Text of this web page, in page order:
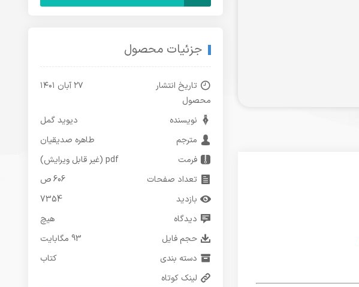
جزئیات محصول
تاریخ انتشار
محصول
۲۷ آبان ۱۴۰۱
نویسنده
دیوید گمل
مترجم
طاهره صدیقیان
فرمت
pdf (غیر قابل ویرایش)
تعداد صفحات
606 ص
بازدید
7354
دیدگاه
هیچ
حجم فایل
93 مگابایت
دسته بندی
کتاب
لینک کوتاه